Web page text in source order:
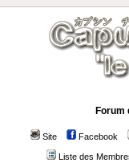
Forum
Site Facebook
Liste des